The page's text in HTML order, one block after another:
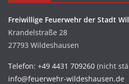
Freiwillige Feuerwehr der Stadt
Krandelstraße 28
27793 Wildeshausen
Telefon: +49 4431 709260 (nicht
info@feuerwehr-wildeshausen.de